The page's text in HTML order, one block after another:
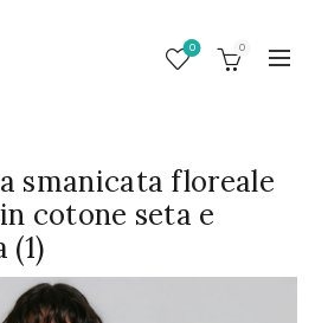
0 0
smanicata floreale
cotone seta e
(1)